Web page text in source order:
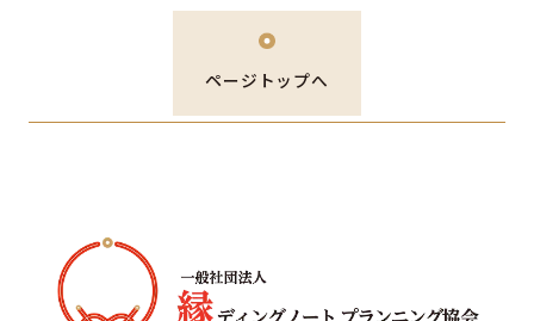
ページトップへ